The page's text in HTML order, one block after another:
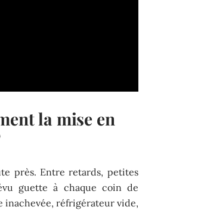
la mise en
près. Entre retards, petites
guette à chaque coin de
inachevée, réfrigérateur vide,